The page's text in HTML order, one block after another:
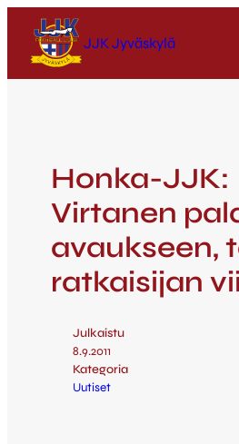
JJK Jyväskylä
Honka-JJK:
Virtanen
avaukseen,
ratkaisijan
Julkaistu
8.9.2011
Kategoria
Uutiset